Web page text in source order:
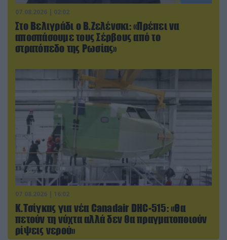
07.08.2026 | 02:02
Στο Βελιγράδι ο Β.Ζελένσκι: «Πρέπει να
αποσπάσουμε τους Σέρβους από το
στρατόπεδο της Ρωσίας»
07.08.2026 | 16:02
Κ.Τσίγκας για νέα Canadair DHC-515: «Θα
πετούν τη νύχτα αλλά δεν θα πραγματοποιούν
ρίψεις νερού»